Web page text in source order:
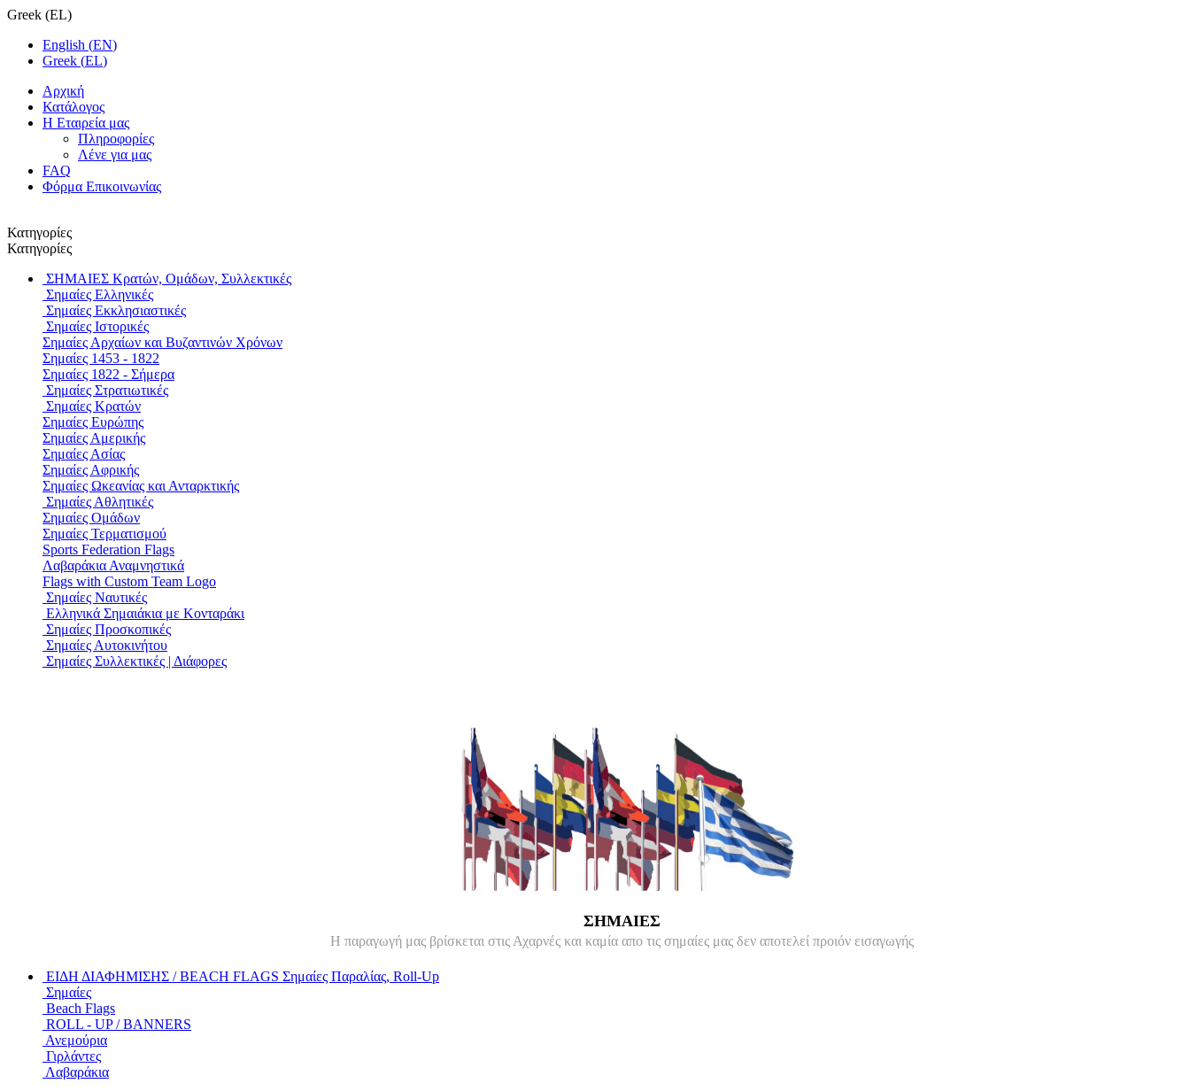
Greek (EL)
English (EN)
Greek (EL)
Αρχική
Κατάλογος
Η Εταιρεία μας
Πληροφορίες
Λένε για μας
FAQ
Φόρμα Επικοινωνίας
Κατηγορίες
Κατηγορίες
ΣΗΜΑΙΕΣ Κρατών, Ομάδων, Συλλεκτικές
Σημαίες Ελληνικές
Σημαίες Εκκλησιαστικές
Σημαίες Ιστορικές
Σημαίες Αρχαίων και Βυζαντινών Χρόνων
Σημαίες 1453 - 1822
Σημαίες 1822 - Σήμερα
Σημαίες Στρατιωτικές
Σημαίες Κρατών
Σημαίες Ευρώπης
Σημαίες Αμερικής
Σημαίες Ασίας
Σημαίες Αφρικής
Σημαίες Ωκεανίας και Ανταρκτικής
Σημαίες Αθλητικές
Σημαίες Ομάδων
Σημαίες Τερματισμού
Sports Federation Flags
Λαβαράκια Αναμνηστικά
Flags with Custom Team Logo
Σημαίες Ναυτικές
Ελληνικά Σημαιάκια με Κονταράκι
Σημαίες Προσκοπικές
Σημαίες Αυτοκινήτου
Σημαίες Συλλεκτικές | Διάφορες
ΣΗΜΑΙΕΣ
Η παραγωγή μας βρίσκεται στις Αχαρνές και καμία απο τις σημαίες μας δεν αποτελεί προιόν εισαγωγής
ΕΙΔΗ ΔΙΑΦΗΜΙΣΗΣ / BEACH FLAGS Σημαίες Παραλίας, Roll-Up
Σημαίες
Beach Flags
ROLL - UP / BANNERS
Ανεμούρια
Γιρλάντες
Λαβαράκια